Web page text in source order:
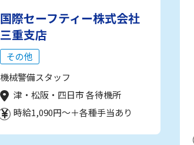
国際セーフティー株式会社
三重支店
その他
機械警備スタッフ
津・松阪・四日市 各待機所
時給1,090円～＋各種手当あり